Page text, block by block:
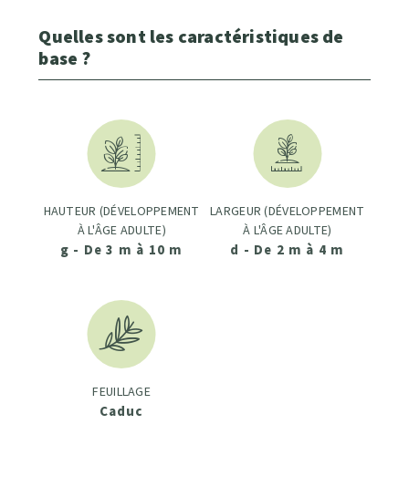
Quelles sont les caractéristiques de
base ?
HAUTEUR (DÉVELOPPEMENT
À L'ÂGE ADULTE)
g - De 3 m à 10 m
LARGEUR (DÉVELOPPEMENT
À L'ÂGE ADULTE)
d - De 2 m à 4 m
FEUILLAGE
Caduc